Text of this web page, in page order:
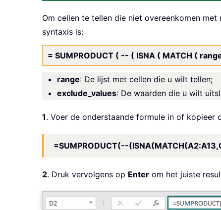
Om cellen te tellen die niet overeenkomen met
syntaxis is:
= SUMPRODUCT ( -- ( ISNA ( MATCH (
range: De lijst met cellen die u wilt tellen;
exclude_values: De waarden die u wilt
1. Voer de onderstaande formule in of kopieer
=SUMPRODUCT(--
2. Druk vervolgens op Enter om het juiste